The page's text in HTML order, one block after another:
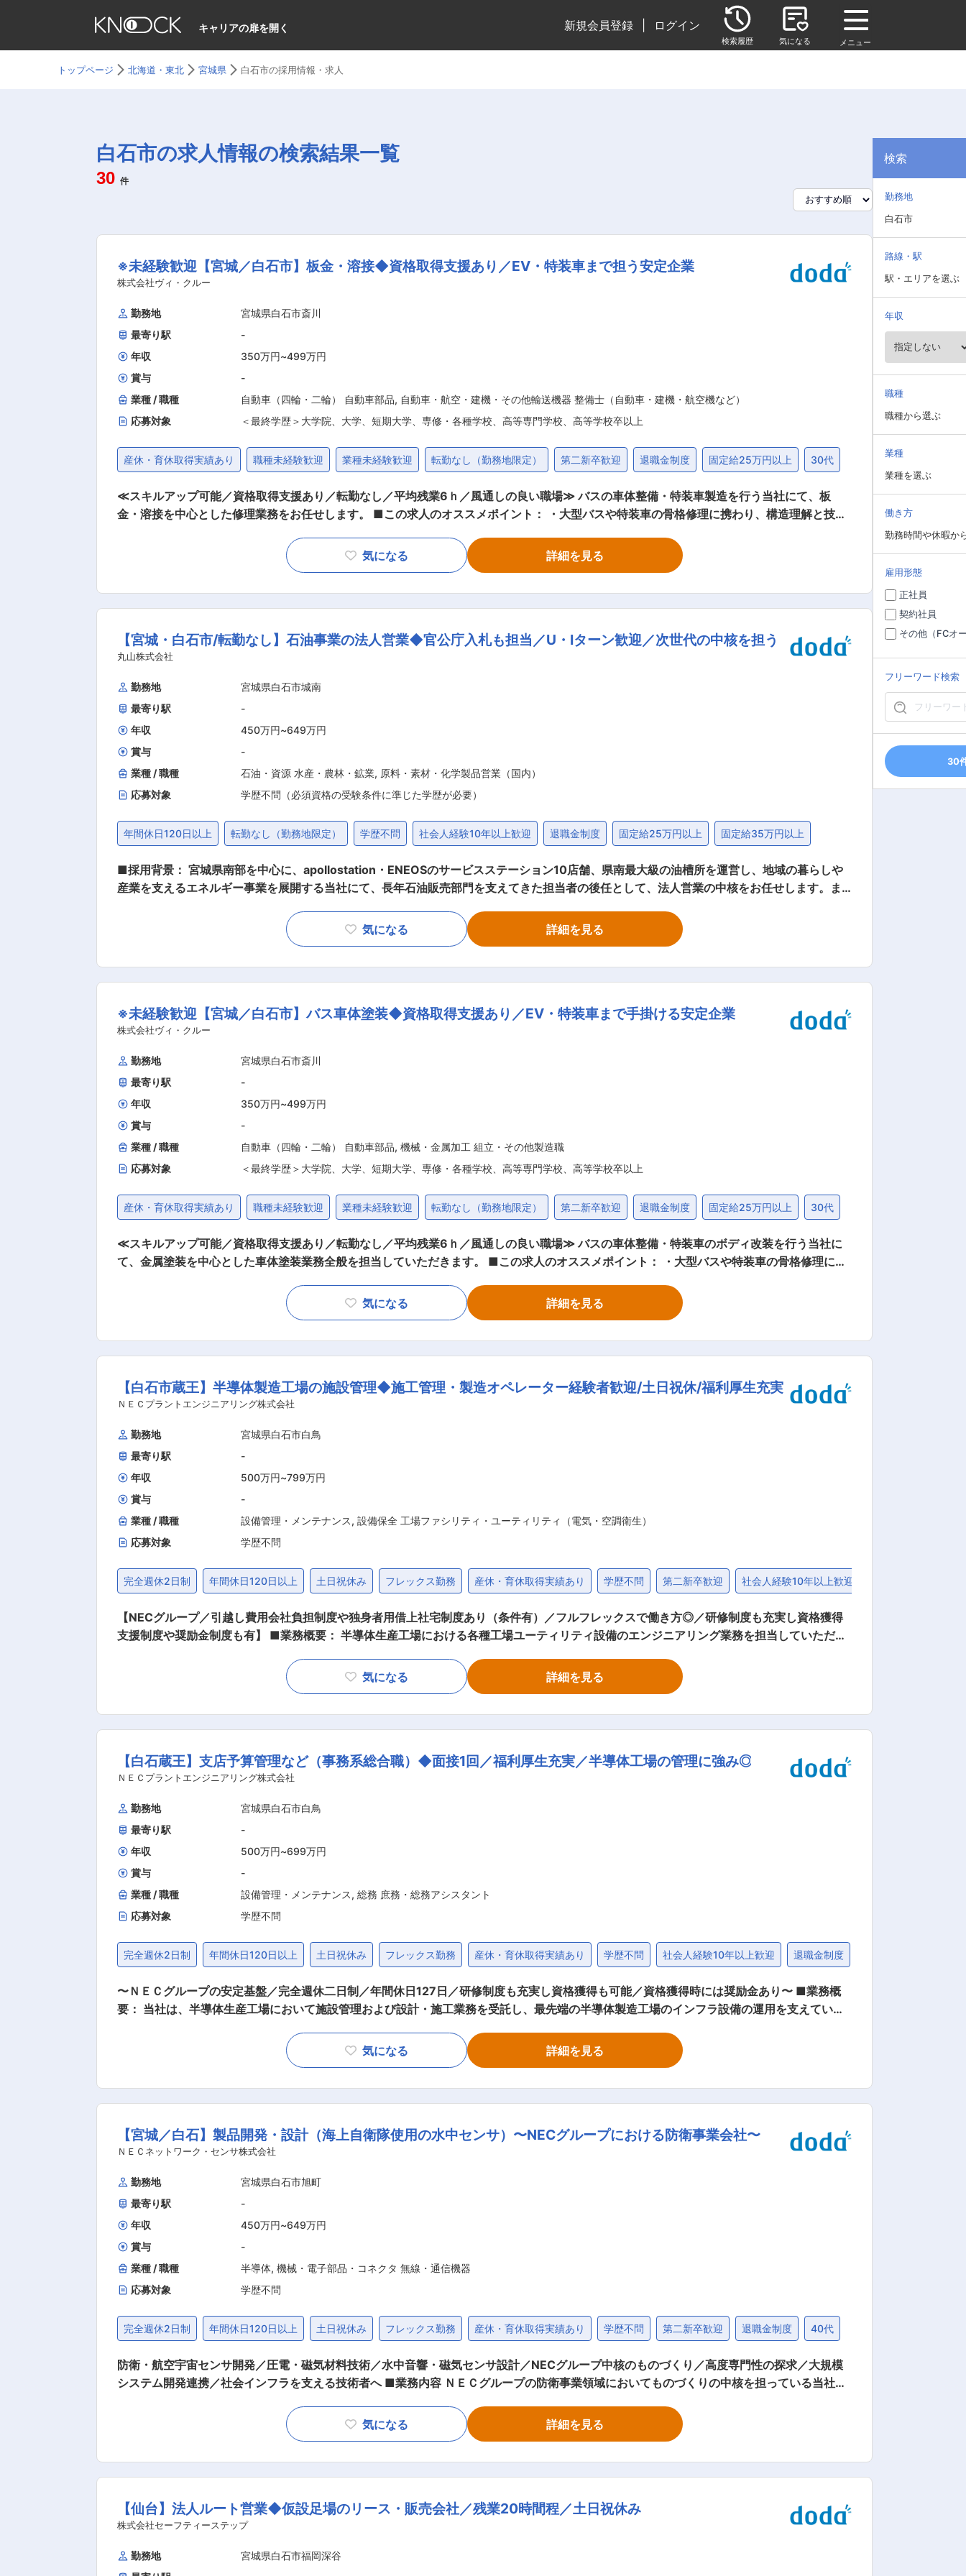
キャリアの扉を開く 新規会員登録 ログイン
検索履歴 気になる メニュー
トップページ 北海道・東北 宮城県 白石市の採用情報・求人
白石市の求人情報の検索結果一覧
30 件
※未経験歓迎【宮城／白石市】板金・溶接◆資格取得支援あり／EV・特装車まで担う安定企業
株式会社ヴィ・クルー
勤務地
宮城県白石市斎川
最寄り駅
-
年収
350万円~499万円
賞与
-
業種 / 職種
自動車（四輪・二輪） 自動車部品, 自動車・航空・建機・その他輸送機器 整備士（自動車・建機・航空機など）
応募対象
＜最終学歴＞大学院、大学、短期大学、専修・各種学校、高等専門学校、高等学校卒以上
産休・育休取得実績あり 職種未経験歓迎 業種未経験歓迎 転勤なし（勤務地限定） 第二新卒歓迎 退職金制度 固定給25万円以上 30代
≪スキルアップ可能／資格取得支援あり／転勤なし／平均残業6ｈ／風通しの良い職場≫ バスの車体整備・特装車製造を行う当社にて、板
金・溶接を中心とした修理業務をお任せします。 ■この求人のオススメポイント： ・大型バスや特装車の骨格修理に携わり、構造理解と技術
正作業 ・フレームやパネルの切断・溶接・組付け ・専用治具を用いた寸法調整と強度確認 ・部品交換や補強作業 ・仕上げ工程での品質チェ
ック …等 大型バスの骨格修理は精度と安全性が求められるため、チームで協力しながら進めます。経験者は即戦力として活躍でき、未経験
磨き、半年〜1年程かけて独り立ちしていただきます。 ■安定企業で将来性も抜群： 当社はバスメーカー指定工場として信頼を得ており、特
装車やEVバスなど新しいモビリティにも対応しています。 公共交通や観光業界の需要に支えられ、景気変動に左右されにくい安定基盤を持つ
応する総合モビリティ企業です。東日本有数の規模を誇る工場とメーカー認定設備を強みに、移動図書館やレストランカー、EVバスなど多様
な車両を手掛けています。公共交通の安全性を支える使命感と、環境対応車両への取り組みで今後の成長性も高く、資格取得支援や若手中心
の風通しの良い職場環境が魅力です。 変更の範囲：会社の定める業務
気になる 詳細を見る
【宮城・白石市/転勤なし】石油事業の法人営業◆官公庁入札も担当／U・Iターン歓迎／次世代の中核を担う
丸山株式会社
勤務地
宮城県白石市城南
最寄り駅
-
年収
450万円~649万円
賞与
-
業種 / 職種
石油・資源 水産・農林・鉱業, 原料・素材・化学製品営業（国内）
応募対象
学歴不問（必須資格の受験条件に準じた学歴が必要）
年間休日120日以上 転勤なし（勤務地限定） 学歴不問 社会人経験10年以上歓迎 退職金制度 固定給25万円以上 固定給35万円以上
■採用背景： 宮城県南部を中心に、apollostation・ENEOSのサービスステーション10店舗、県南最大級の油槽所を運営し、地域の暮らしや
産業を支えるエネルギー事業を展開する当社にて、長年石油販売部門を支えてきた担当者の後任として、法人営業の中核をお任せします。ま
を代表する法人企業や官公庁への提案、燃料供給体制の構築、入札対応など、地域インフラを支える重要な役割を担っていただきます。※社有
応＞ ・国・県・市町村などの入札対応 ・見積書作成 ・契約・折衝業務 ＜社内連携＞ ・サービスステーション・配送部門との連携 ・安定供給
に向けた調整業務 ・部長と連携した営業戦略の推進 ■ポジションの魅力・キャリアパス： ・地域インフラを支える仕事 燃料は建設業・物流
産業を支えるやりがいを実感できます。 ・長年築いてきた信頼を引き継ぐ営業 担当するのは、長年お付き合いのある法人企業や官公庁のお客
様が中心です。新規開拓だけではなく、お客様との信頼関係を深めながら、課題解決や新たな提案を行う営業スタイルです。 ・新社長体制の
中核メンバー 現在、丸山グループは新たな経営体制のもと、さらなる事業成長に取り組んでいます。営業担当としてだけでなく、将来的には
気になる 詳細を見る
※未経験歓迎【宮城／白石市】バス車体塗装◆資格取得支援あり／EV・特装車まで手掛ける安定企業
株式会社ヴィ・クルー
勤務地
宮城県白石市斎川
最寄り駅
-
年収
350万円~499万円
賞与
-
業種 / 職種
自動車（四輪・二輪） 自動車部品, 機械・金属加工 組立・その他製造職
応募対象
＜最終学歴＞大学院、大学、短期大学、専修・各種学校、高等専門学校、高等学校卒以上
産休・育休取得実績あり 職種未経験歓迎 業種未経験歓迎 転勤なし（勤務地限定） 第二新卒歓迎 退職金制度 固定給25万円以上 30代
≪スキルアップ可能／資格取得支援あり／転勤なし／平均残業6ｈ／風通しの良い職場≫ バスの車体整備・特装車のボディ改装を行う当社に
て、金属塗装を中心とした車体塗装業務全般を担当していただきます。 ■この求人のオススメポイント： ・大型バスや特装車の骨格修理に携
への下処理（パテ埋め・研ぎ）作業 ・マスキング、サフェーサー塗布や乾燥処理 ・スプレーガンによるベース・クリアー塗装作業 ・車体仕上
げ、色調整（調色作業） ・乾燥後の磨き工程および品質チェック…等です。 専任指導者のもと、未経験でも順序立てて基本技術から学べま
プロとなっていただくためにスキルを磨き、半年〜1年程かけて独り立ちしていただきます。 ■安定企業で将来性も抜群： 当社はバスメーカ
ー指定工場として信頼を得ており、特装車やEVバスなど新しいモビリティにも対応しています。 公共交通や観光業界の需要に支えられ、景気
に「バスの総合病院」として板金・塗装・電装・特装車改装・EVバスメンテナンスなど多様な展開を進めています。東日本有数の規模を誇る
工場とバスメーカー指定の設備を強みに、移動図書館やレストランカー、EV車両など公共ニーズに応える特装車事業を展開しています。バス
特有の大型部品や塗装技術に特化した環境は他社にはない強みで、資格取得支援・若手中心の活気ある職場風土と相まって、成長性・安定
気になる 詳細を見る
【白石市蔵王】半導体製造工場の施設管理◆施工管理・製造オペレーター経験者歓迎/土日祝休/福利厚生充実
ＮＥＣプラントエンジニアリング株式会社
勤務地
宮城県白石市白鳥
最寄り駅
-
年収
500万円~799万円
賞与
-
業種 / 職種
設備管理・メンテナンス, 設備保全 工場ファシリティ・ユーティリティ（電気・空調衛生）
応募対象
学歴不問
完全週休2日制 年間休日120日以上 土日祝休み フレックス勤務 産休・育休取得実績あり 学歴不問 第二新卒歓迎 社会人経験10年以上歓迎
【NECグループ／引越し費用会社負担制度や独身者用借上社宅制度あり（条件有）／フルフレックスで働き方◎／研修制度も充実し資格獲得
支援制度や奨励金制度も有】 ■業務概要： 半導体生産工場における各種工場ユーティリティ設備のエンジニアリング業務を担当していただき
および環境施設の運転管理 ・建物・工場ユーテリティ設備の保守・保全・改善 ・ガス製造・供給設備の運転管理 ・薬品供給装置の運転管理・
保守・保全 ・工場ユーテリティ設備・環境施設の省エネに関するソリューション ※建設・工事の実作業は発生いたしません。 ■半導体市場の
象となる資格の取得のために必要な費用（受験料、受験または更新のための講習会費用、資格（免許）の登録手続料および更新料）を会社が
負担いたします。また、独身者用借上社宅制度、就職支度金制度等も社内規定に沿ってサポートする環境がございます。 ■当社について： 20
体製造工場のクリーンルームやファシリティ（工場稼働の為のインフラ設備）の安定的な維持管理やオペレーション、建屋内部の設備構築・
改造・移設・撤去などのリニューアル工事を行っています。AIやIoTを駆使したDX対策による差別化を図り社会情勢や今後の半導体人財の不足
に左右されない強い施設運営を実現し、すべてのステークホルダーの安全・安心・効率を支え、 次の時代、次の世代のために持続可能な社会
気になる 詳細を見る
【白石蔵王】支店予算管理など（事務系総合職）◆面接1回／福利厚生充実／半導体工場の管理に強み◎
ＮＥＣプラントエンジニアリング株式会社
勤務地
宮城県白石市白鳥
最寄り駅
-
年収
500万円~699万円
賞与
-
業種 / 職種
設備管理・メンテナンス, 総務 庶務・総務アシスタント
応募対象
学歴不問
完全週休2日制 年間休日120日以上 土日祝休み フレックス勤務 産休・育休取得実績あり 学歴不問 社会人経験10年以上歓迎 退職金制度
〜ＮＥＣグループの安定基盤／完全週休二日制／年間休日127日／研修制度も充実し資格獲得も可能／資格獲得時には奨励金あり〜 ■業務概
要： 当社は、半導体生産工場において施設管理および設計・施工業務を受託し、最先端の半導体製造工場のインフラ設備の運用を支えていま
務まで全てに携わり、事業所の運営に欠かせないポジションです。 ＜具体的な業務内容＞ ・工事計画の取りまとめ・スケジュール管理 ・社内
の工事予算取りまとめ、社内会議資料の作成 ・事業所の予算管理 ・資産管理 ■ＮＥＣプラントエンジニアリング株式会社について： 半導体
なく、すべてのステークホルダーや次の世代を担う人たちの幸せに繋がる、そんな社会の実現を目指します。 ■企業の魅力： ◇プロジェクト
の進捗具合により止む無く休日出勤をした場合には代休を取得頂いています。腰を据えて働ける環境が整っています。 ◇社員のスキルアップ
気になる 詳細を見る
【宮城／白石】製品開発・設計（海上自衛隊使用の水中センサ）〜NECグループにおける防衛事業会社〜
ＮＥＣネットワーク・センサ株式会社
勤務地
宮城県白石市旭町
最寄り駅
-
年収
450万円~649万円
賞与
-
業種 / 職種
半導体, 機械・電子部品・コネクタ 無線・通信機器
応募対象
学歴不問
完全週休2日制 年間休日120日以上 土日祝休み フレックス勤務 産休・育休取得実績あり 学歴不問 第二新卒歓迎 退職金制度 40代
防衛・航空宇宙センサ開発／圧電・磁気材料技術／水中音響・磁気センサ設計／NECグループ中核のものづくり／高度専門性の探求／大規模
システム開発連携／社会インフラを支える技術者へ ■業務内容 ＮＥＣグループの防衛事業領域においてものづくりの中核を担っている当社に
名(40〜50代の方が6名、30代以下の方が4名)在籍。 メンバーとして所属いただきます。 ■当社について： NECネットワーク・センサはNE
Cグル—プの防衛・航空宇宙事業において、製品の開発設計・生産など重要な役割を担う会社です。主に当社は防衛・航空宇宙の事業領域でレ
スケールの大きさです。現在の防衛装備品は年々高性能化、ハイテク化の一途を辿っており、製品単体を製造することに留まらず、それぞれ
異なる製品をインテグレートし、一つの大規模なシステムに構築することが求められます。そのため、ＮＥＣおよびＮＥＣグループが一体と
変更の範囲：会社の定める業務
気になる 詳細を見る
【仙台】法人ルート営業◆仮設足場のリース・販売会社／残業20時間程／土日祝休み
株式会社セーフティーステップ
勤務地
宮城県白石市福岡深谷
検索
勤務地
白石市
路線・駅
駅・エリアを選ぶ
年収
職種
職種から選ぶ
業種
業種を選ぶ
働き方
勤務時間や休暇か
雇用形態
正社員
契約社員
その他（FCオ
フリーワード検索
30